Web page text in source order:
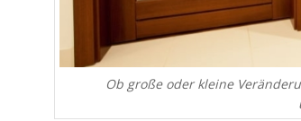
Ob große oder kleine